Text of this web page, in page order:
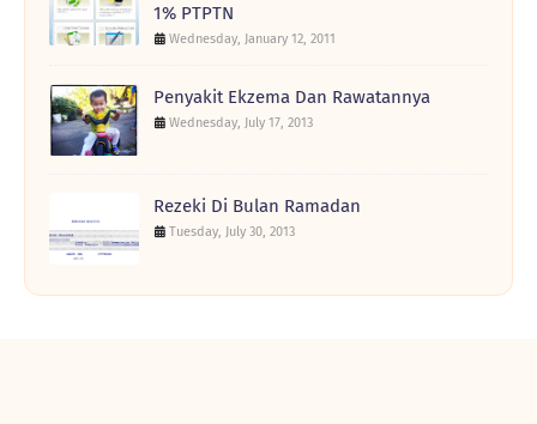
1% PTPTN
Wednesday, January 12, 2011
Penyakit Ekzema Dan Rawatannya
Wednesday, July 17, 2013
Rezeki Di Bulan Ramadan
Tuesday, July 30, 2013